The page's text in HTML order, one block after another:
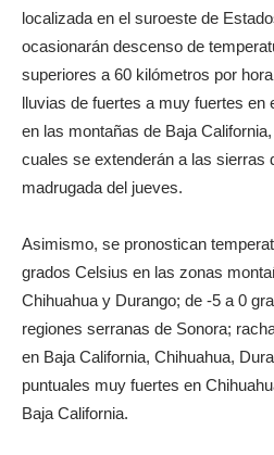
localizada en el suroeste de
ocasionarán descenso de
superiores a 60 kilómetros por
lluvias de fuertes a muy fuertes en
en las montañas de Baja
cuales se extenderán a las sierras
madrugada del jueves.
Asimismo, se pronostican
grados Celsius en las zonas
Chihuahua y Durango; de -5 a 0
regiones serranas de Sonora;
en Baja California, Chihuahua,
puntuales muy fuertes en
Baja California.